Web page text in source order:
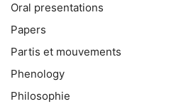
Oral presentations
Papers
Partis et mouvements
Phenology
Philosophie